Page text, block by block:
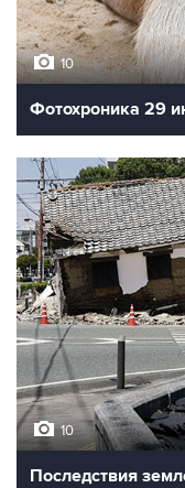
10
Фотохроника 29
10
Последствия